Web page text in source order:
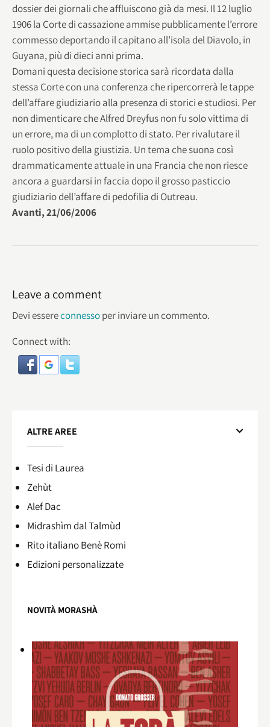
dossier dei giornali che affluiscono già da mesi. Il 12 luglio
1906 la Corte di cassazione ammise pubblicamente l’errore
commesso deportando il capitano all’isola del Diavolo, in
Guyana, più di dieci anni prima.
Domani questa decisione storica sarà ricordata dalla
stessa Corte con una conferenza che ripercorrerà le tappe
dell’affare giudiziario alla presenza di storici e studiosi. Per
non dimenticare che Alfred Dreyfus non fu solo vittima di
un errore, ma di un complotto di stato. Per rivalutare il
ruolo positivo della giustizia. Un tema che suona così
drammaticamente attuale in una Francia che non riesce
ancora a guardarsi in faccia dopo il grosso pasticcio
giudiziario dell’affare di pedofilia di Outreau.
Avanti, 21/06/2006
Leave a comment
Devi essereconnessoper inviare un commento.
Connect with:
ALTRE AREE
Tesi di Laurea
Zehùt
Alef Dac
Midrashìm dal Talmùd
Rito italiano Benè Romi​
Edizioni personalizzate
NOVITÀ MORASHÀ